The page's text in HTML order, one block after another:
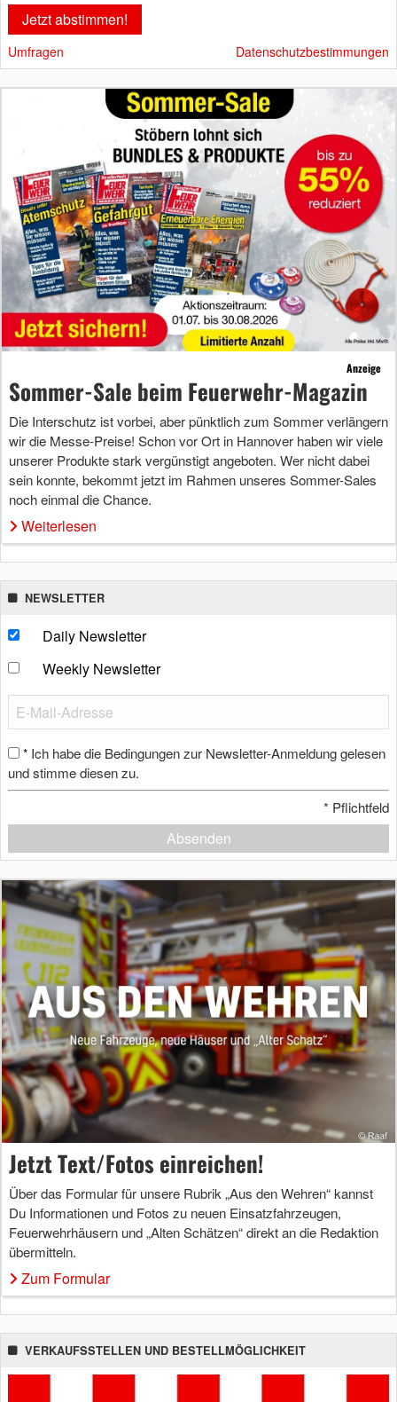
Umfragen Datenschutzbestimmungen
Anzeige
Sommer-Sale beim Feuerwehr-Magazin
Die Interschutz ist vorbei, aber pünktlich zum Sommer verlängern
wir die Messe-Preise! Schon vor Ort in Hannover haben wir viele
unserer Produkte stark vergünstigt angeboten. Wer nicht dabei
sein konnte, bekommt jetzt im Rahmen unseres Sommer-Sales
noch einmal die Chance.
Weiterlesen
NEWSLETTER
Daily Newsletter
Weekly Newsletter
* Ich habe die Bedingungen zur Newsletter-Anmeldung gelesen
und stimme diesen zu.
* Pflichtfeld
Absenden
Jetzt Text/Fotos einreichen!
Über das Formular für unsere Rubrik „Aus den Wehren“ kannst
Du Informationen und Fotos zu neuen Einsatzfahrzeugen,
Feuerwehrhäusern und „Alten Schätzen“ direkt an die Redaktion
übermitteln.
Zum Formular
VERKAUFSSTELLEN UND BESTELLMÖGLICHKEIT